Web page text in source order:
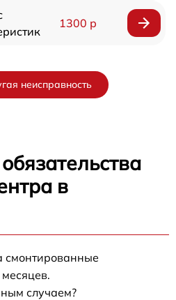
1300 р
неисправность
в
смонтированные
случаем?